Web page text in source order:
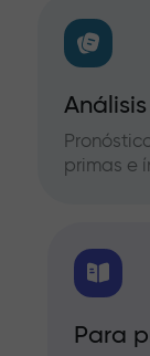
primas e
Para